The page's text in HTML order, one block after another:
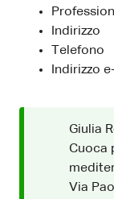
Indirizzo
Telefono
Indirizzo
Giulia
Cuoca
Via